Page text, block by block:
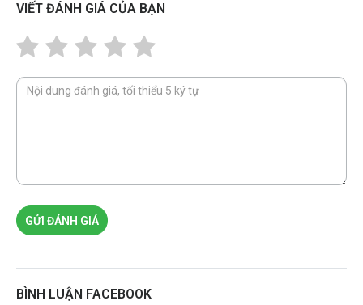
VIẾT ĐÁNH GIÁ CỦA BẠN
GỬI ĐÁNH GIÁ
BÌNH LUẬN FACEBOOK